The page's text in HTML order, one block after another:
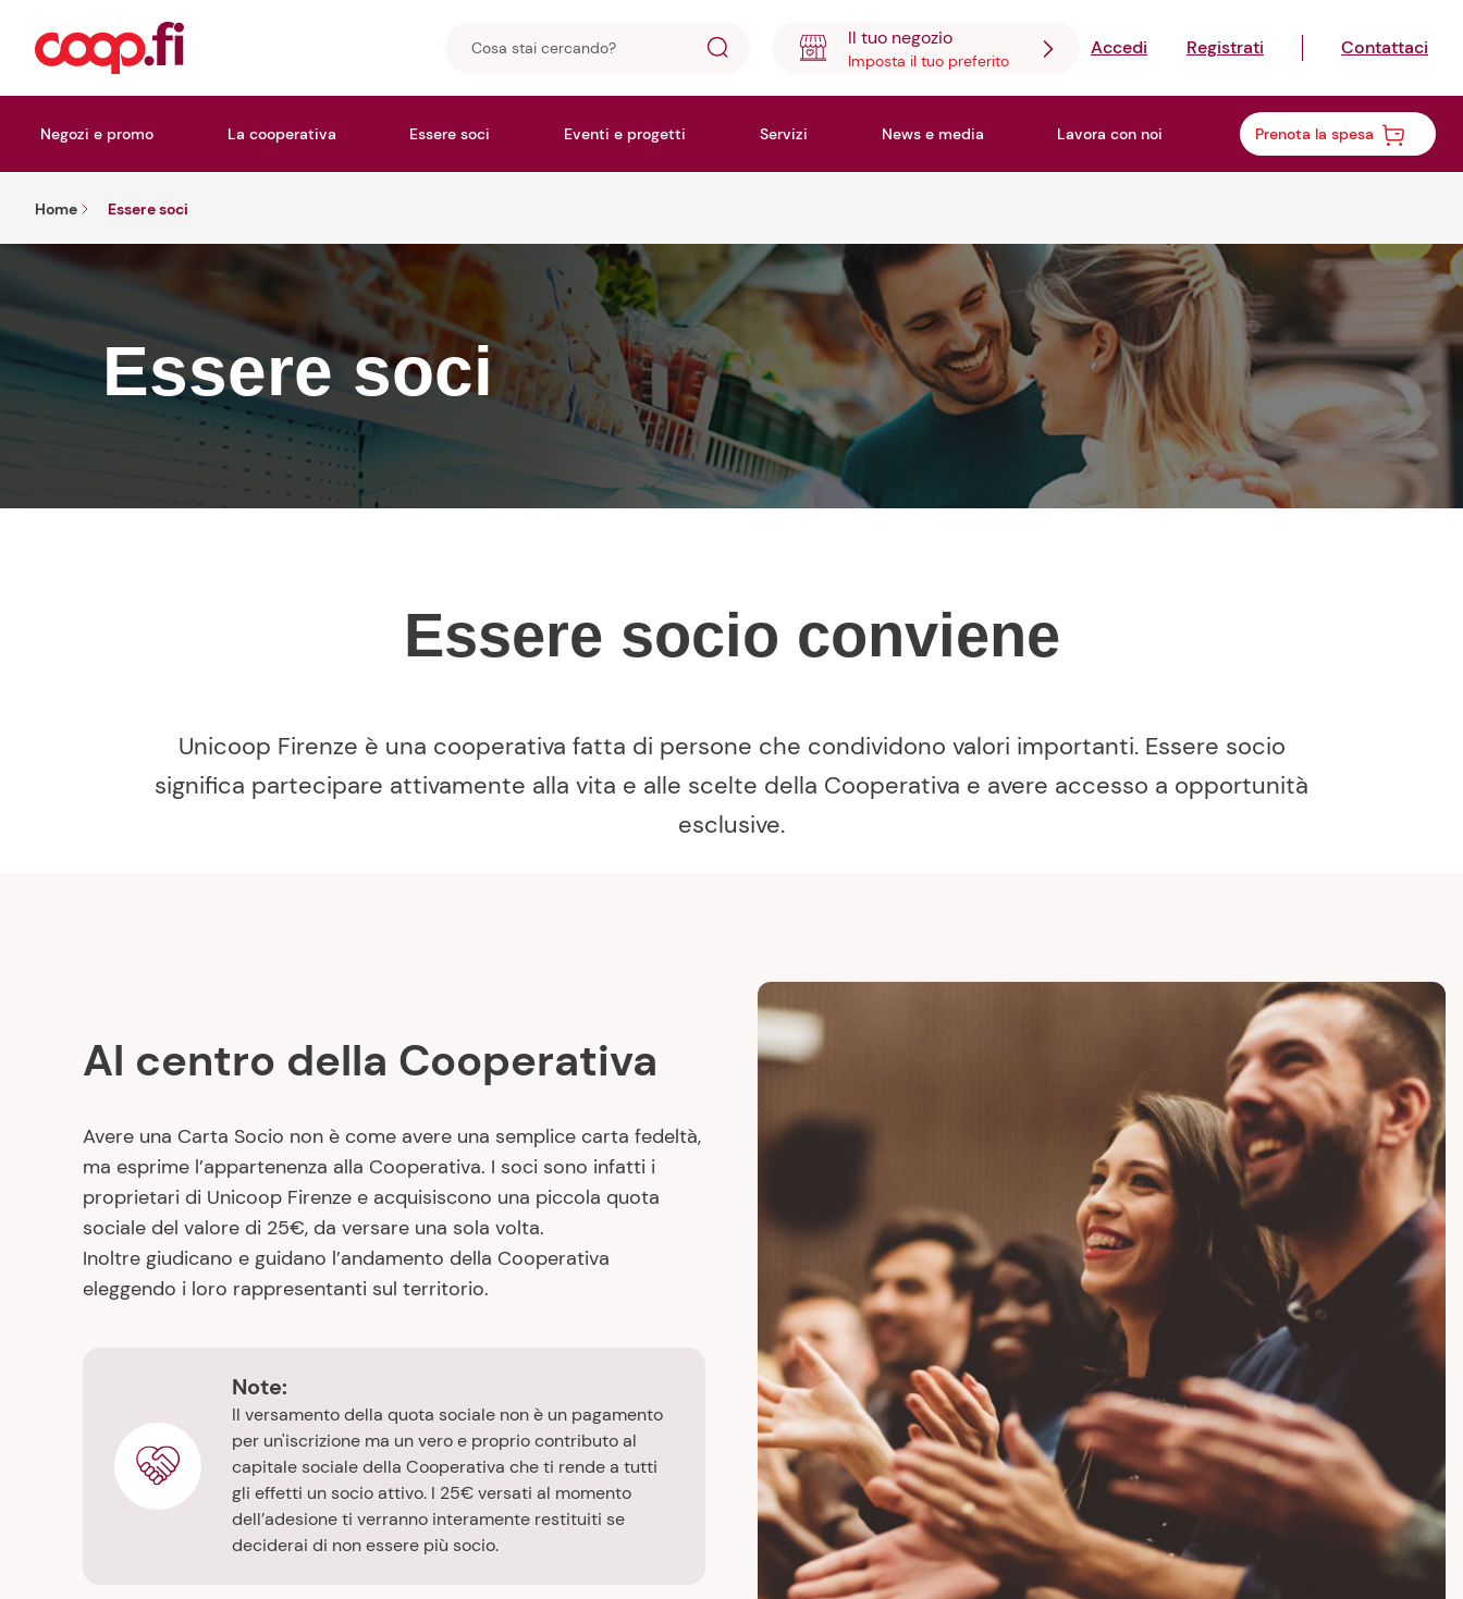
stai
Il tuo negozio
Imposta il tuo preferito
Accedi Registrati Contattaci
Negozi e promo La cooperativa Essere soci Eventi e progetti Servizi News e media Lavora con noi Prenota la spesa
Home Essere soci
Essere soci
Essere socio conviene
Unicoop Firenze è una cooperativa fatta di persone che condividono valori importanti. Essere socio
significa partecipare attivamente alla vita e alle scelte della Cooperativa e avere accesso a opportunità
esclusive.
Al centro della Cooperativa
Avere una Carta Socio non è come avere una semplice carta fedeltà,
ma esprime l’appartenenza alla Cooperativa. I soci sono infatti i
proprietari di Unicoop Firenze e acquisiscono una piccola quota
sociale del valore di 25€, da versare una sola volta.
Inoltre giudicano e guidano l’andamento della Cooperativa
eleggendo i loro rappresentanti sul territorio.
Note:
Il versamento della quota sociale non è un pagamento
per un'iscrizione ma un vero e proprio contributo al
capitale sociale della Cooperativa che ti rende a tutti
gli effetti un socio attivo. I 25€ versati al momento
dell’adesione ti verranno interamente restituiti se
deciderai di non essere più socio.